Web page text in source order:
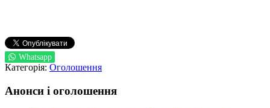
Whatsapp
Категорія: Оголошення
Анонси і оголошення